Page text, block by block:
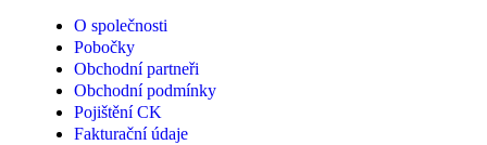
O společnosti
Pobočky
Obchodní partneři
Obchodní podmínky
Pojištění CK
Fakturační údaje